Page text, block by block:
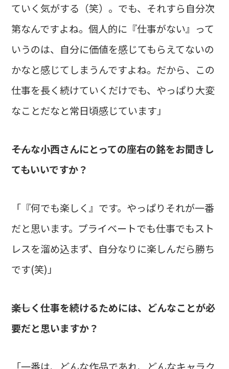
ていく気がする（笑）。でも、それすら自分次
第なんですよね。個人的に『仕事がない』って
いうのは、自分に価値を感じてもらえてないの
かなと感じてしまうんですよね。だから、この
仕事を長く続けていくだけでも、やっぱり大変
なことだなと常日頃感じています」
――そんな小西さんにとっての座右の銘をお聞きし
てもいいですか？
「『何でも楽しく』です。やっぱりそれが一番
だと思います。プライベートでも仕事でもスト
レスを溜め込まず、自分なりに楽しんだら勝ち
です(笑)」
――楽しく仕事を続けるためには、どんなことが必
要だと思いますか？
「一番は、どんな作品であれ、どんなキャラク